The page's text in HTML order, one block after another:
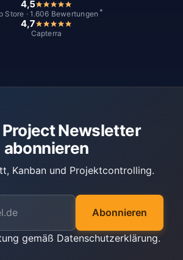
4,5
Store · 1.606 Bewertungen *
4,7
Capterra
Newsletter
abonnieren
Kanban und Projektcontrolling.
Abonnieren
gemäß Datenschutzerklärung.